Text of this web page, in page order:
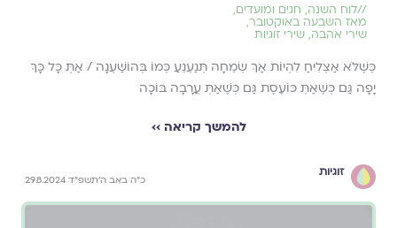
//לוח השנה, חגים ומועדים,
מאז השבעה באוקטובר,
שירי אהבה, שירי זוגיות
כְּשֶׁלֹּא אַצְלִיחַ לִהְיוֹת אַךְ שְׂמֵחָה תְּנַעְנֵעַ כְּמוֹ בְּהוֹשַׁעְנָה / אַתְּ כָּל כָּךְ
יָפָה גַּם כְּשֶׁאַתְּ כּוֹעֶסֶת גַּם כְּשֶׁאַתְּ עֲרָבָה בּוֹכָה
להמשך קריאה ››
זוגיות
כ״ה באב ה׳תשפ״ד 29.8.2024